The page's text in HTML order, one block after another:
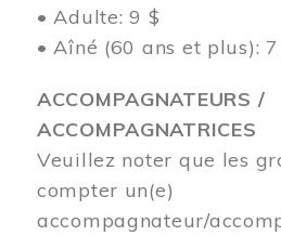
• Adulte: 9 $
• Aîné (60 ans et plus): 7
ACCOMPAGNATEURS /
ACCOMPAGNATRICES
Veuillez noter que les
compter un(e)
accompagnateur/